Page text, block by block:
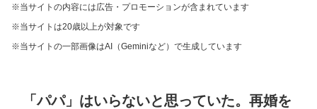
※当サイトの内容には広告・プロモーションが含まれています
※当サイトは20歳以上が対象です
※当サイトの一部画像はAI（Geminiなど）で生成しています
「パパ」はいらないと思っていた。再婚を